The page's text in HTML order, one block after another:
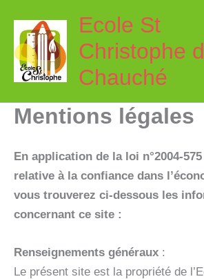
contenu
Ecole St
Christophe
Chauché
Mentions légales
En application de la loi n°2004-
relative à la confiance dans
vous trouverez ci-dessous les
concernant ce site :
Renseignements généraux :
Le présent site est la propriété de